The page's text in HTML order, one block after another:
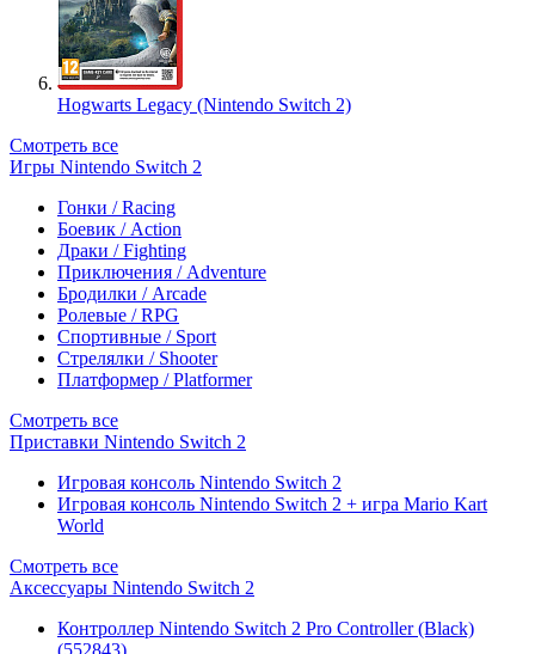
Hogwarts Legacy (Nintendo Switch 2)
Смотреть все
Игры Nintendo Switch 2
Гонки / Racing
Боевик / Action
Драки / Fighting
Приключения / Adventure
Бродилки / Arcade
Ролевые / RPG
Спортивные / Sport
Стрелялки / Shooter
Платформер / Platformer
Смотреть все
Приставки Nintendo Switch 2
Игровая консоль Nintendo Switch 2
Игровая консоль Nintendo Switch 2 + игра Mario Kart
World
Смотреть все
Аксессуары Nintendo Switch 2
Контроллер Nintendo Switch 2 Pro Controller (Black)
(552843)